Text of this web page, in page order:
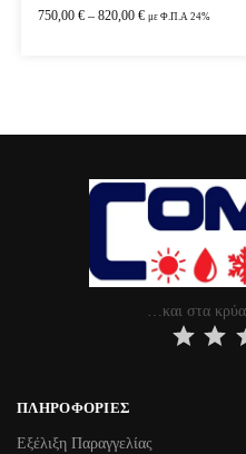
750,00 € – 820,00 € με Φ.Π.Α 24%
…και στα
ΠΛΗΡΟΦΟΡΊΕΣ
Εξέλιξη Παραγγελίας